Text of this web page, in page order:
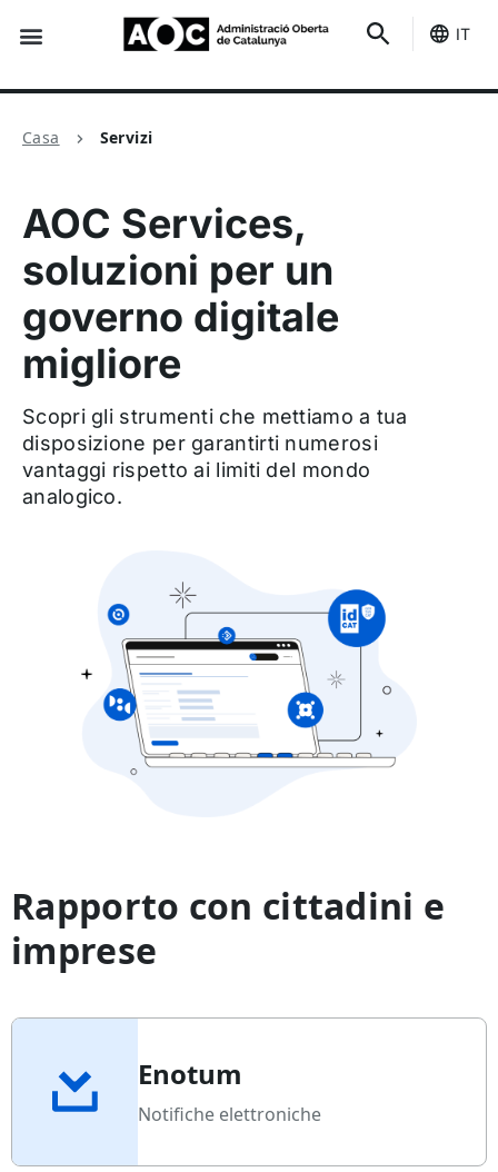
IT
Casa Servizi
AOC Services,
soluzioni per un
governo digitale
migliore
Scopri gli strumenti che mettiamo a tua
disposizione per garantirti numerosi
vantaggi rispetto ai limiti del mondo
analogico.
Rapporto con cittadini e
imprese
Enotum
Notifiche elettroniche